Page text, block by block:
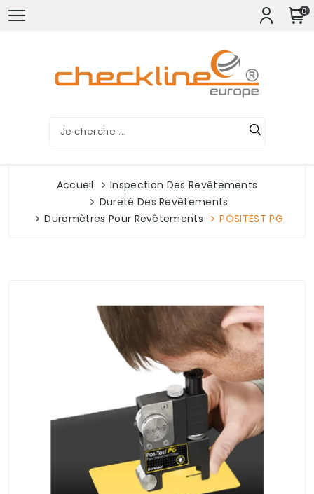
0
Accueil
Inspection Des Revêtements
Dureté Des Revêtements
Duromètres Pour Revêtements
POSITEST PG